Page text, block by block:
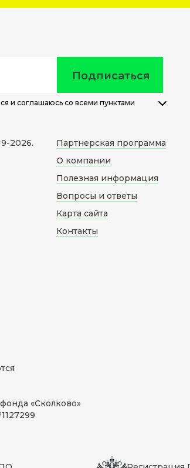
Подписаться
и соглашаюсь со всеми пунктами
2026.
Партнерская программа
О компании
Полезная информация
Вопросы и ответы
Карта сайта
Контакты
«Сколково»